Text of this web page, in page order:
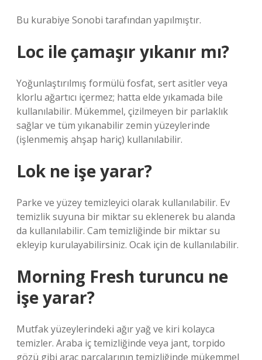
Bu kurabiye Sonobi tarafından yapılmıştır.
Loc ile çamaşır yıkanır mı?
Yoğunlaştırılmış formülü fosfat, sert asitler veya
klorlu ağartıcı içermez; hatta elde yıkamada bile
kullanılabilir. Mükemmel, çizilmeyen bir parlaklık
sağlar ve tüm yıkanabilir zemin yüzeylerinde
(işlenmemiş ahşap hariç) kullanılabilir.
Lok ne işe yarar?
Parke ve yüzey temizleyici olarak kullanılabilir. Ev
temizlik suyuna bir miktar su eklenerek bu alanda
da kullanılabilir. Cam temizliğinde bir miktar su
ekleyip kurulayabilirsiniz. Ocak için de kullanılabilir.
Morning Fresh turuncu ne
işe yarar?
Mutfak yüzeylerindeki ağır yağ ve kiri kolayca
temizler. Araba iç temizliğinde veya jant, torpido
gözü gibi araç parçalarının temizliğinde mükemmel